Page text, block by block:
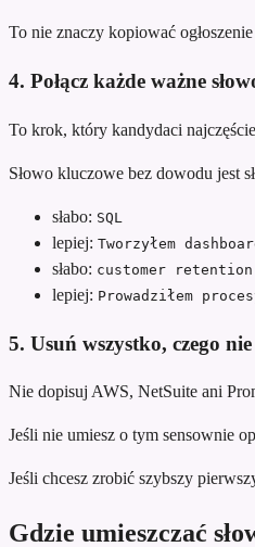
To nie znaczy kopiować
4. Połącz każde ważne
To krok, który kandydaci
Słowo kluczowe bez dowodu jest
słabo: SQL
lepiej: Tworzyłem
słabo: customer retention
lepiej: Prowadziłem
5. Usuń wszystko, czego
Nie dopisuj AWS, NetSuite ani
Jeśli nie umiesz o tym sensownie
Jeśli chcesz zrobić szybszy
Gdzie umieszczać